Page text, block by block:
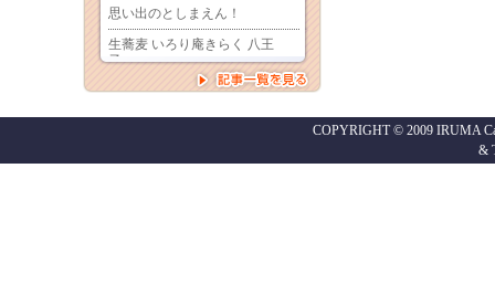
COPYRIGHT © 2009 IRUMA
&